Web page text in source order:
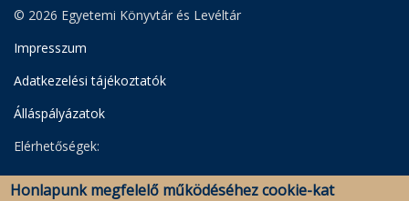
© 2026 Egyetemi Könyvtár és Levéltár
Impresszum
Adatkezelési tájékoztatók
Álláspályázatok
Elérhetőségek:
Egyetemi Könyvtár
Honlapunk megfelelő működéséhez cookie-kat